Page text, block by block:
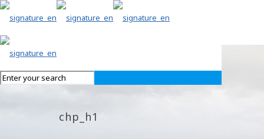
chp_h1